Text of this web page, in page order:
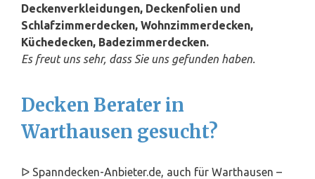
Deckenverkleidungen, Deckenfolien und
Schlafzimmerdecken, Wohnzimmerdecken,
Küchedecken, Badezimmerdecken.
Es freut uns sehr, dass Sie uns gefunden haben.
Decken Berater in
Warthausen gesucht?
ᐅ Spanndecken-Anbieter.de, auch für Warthausen –